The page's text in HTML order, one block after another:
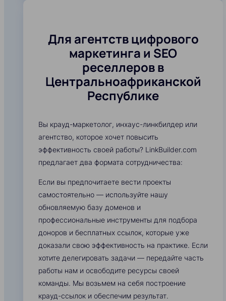
Для агентств цифрового
маркетинга и SEO
реселлеров в
Центральноафриканской
Республике
Вы крауд-маркетолог, инхаус-линкбилдер или
агентство, которое хочет повысить
эффективность своей работы? LinkBuilder.com
предлагает два формата сотрудничества:
Если вы предпочитаете вести проекты
самостоятельно — используйте нашу
обновляемую базу доменов и
профессиональные инструменты для подбора
доноров и бесплатных ссылок, которые уже
доказали свою эффективность на практике. Если
хотите делегировать задачи — передайте часть
работы нам и освободите ресурсы своей
команды. Мы возьмем на себя построение
крауд-ссылок и обеспечим результат.